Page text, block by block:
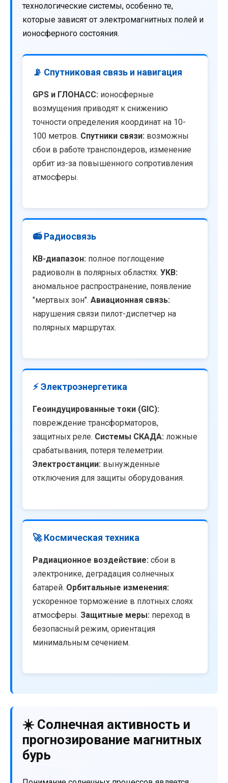
технологические системы, особенно те,
которые зависят от электромагнитных полей и
ионосферного состояния.
📡 Спутниковая связь и навигация
GPS и ГЛОНАСС: ионосферные
возмущения приводят к снижению
точности определения координат на 10-
100 метров. Спутники связи: возможны
сбои в работе транспондеров, изменение
орбит из-за повышенного сопротивления
атмосферы.
📻 Радиосвязь
КВ-диапазон: полное поглощение
радиоволн в полярных областях. УКВ:
аномальное распространение, появление
"мертвых зон". Авиационная связь:
нарушения связи пилот-диспетчер на
полярных маршрутах.
⚡ Электроэнергетика
Геоиндуцированные токи (GIC):
повреждение трансформаторов,
защитных реле. Системы СКАДА: ложные
срабатывания, потеря телеметрии.
Электростанции: вынужденные
отключения для защиты оборудования.
🚀 Космическая техника
Радиационное воздействие: сбои в
электронике, деградация солнечных
батарей. Орбитальные изменения:
ускоренное торможение в плотных слоях
атмосферы. Защитные меры: переход в
безопасный режим, ориентация
минимальным сечением.
☀️ Солнечная активность и
прогнозирование магнитных
бурь